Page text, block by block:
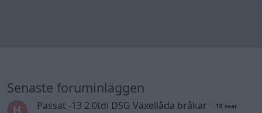
Senaste foruminläggen
Passat -13 2.0tdi DSG Växellåda bråkar 10 svar